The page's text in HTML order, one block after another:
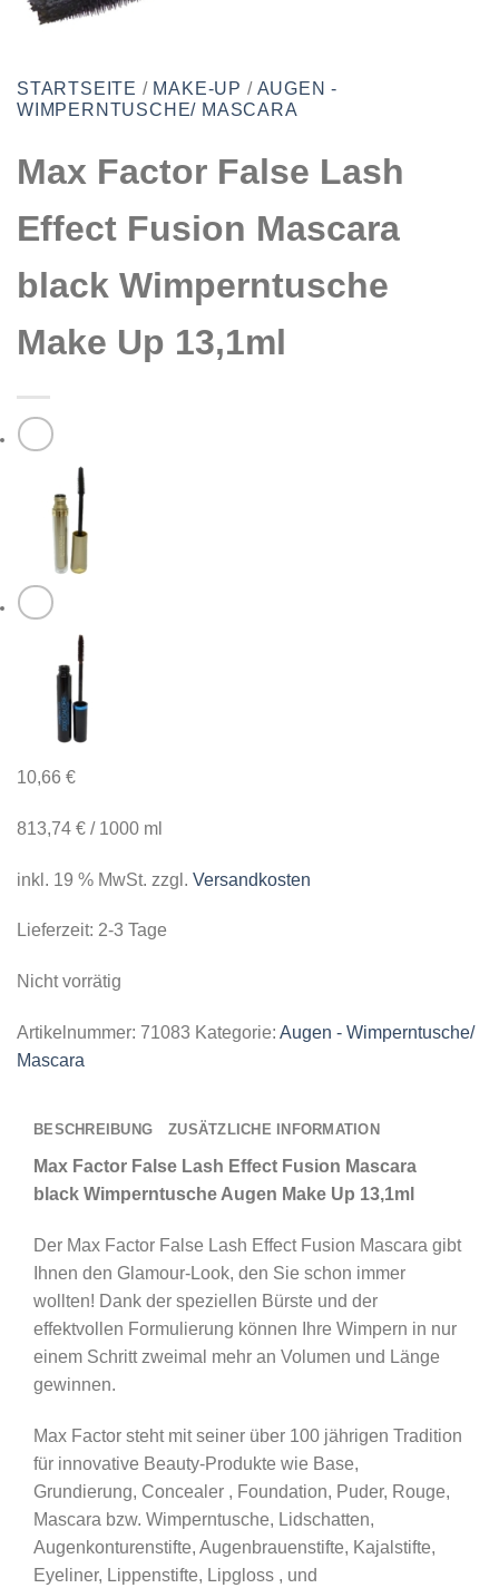
STARTSEITE / MAKE-UP / AUGEN -
WIMPERNTUSCHE/ MASCARA
Max Factor False Lash
Effect Fusion Mascara
black Wimperntusche
Make Up 13,1ml
10,66 €
813,74 € / 1000 ml
inkl. 19 % MwSt. zzgl. Versandkosten
Lieferzeit: 2-3 Tage
Nicht vorrätig
Artikelnummer: 71083 Kategorie: Augen - Wimperntusche/
Mascara
BESCHREIBUNG ZUSÄTZLICHE INFORMATION
Max Factor False Lash Effect Fusion Mascara
black Wimperntusche Augen Make Up 13,1ml
Der Max Factor False Lash Effect Fusion Mascara gibt
Ihnen den Glamour-Look, den Sie schon immer
wollten! Dank der speziellen Bürste und der
effektvollen Formulierung können Ihre Wimpern in nur
einem Schritt zweimal mehr an Volumen und Länge
gewinnen.
Max Factor steht mit seiner über 100 jährigen Tradition
für innovative Beauty-Produkte wie Base,
Grundierung, Concealer , Foundation, Puder, Rouge,
Mascara bzw. Wimperntusche, Lidschatten,
Augenkonturenstifte, Augenbrauenstifte, Kajalstifte,
Eyeliner, Lippenstifte, Lipgloss , und